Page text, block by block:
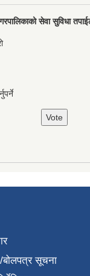
सेवा सुविधा
बोलपत्र सूचना